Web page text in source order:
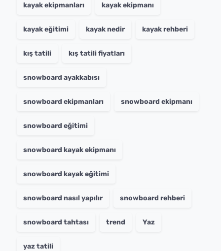
kayak ekipmanları kayak ekipmanı
kayak eğitimi kayak nedir kayak rehberi
kış tatili kış tatili fiyatları
snowboard ayakkabısı
snowboard ekipmanları snowboard ekipmanı
snowboard eğitimi
snowboard kayak ekipmanı
snowboard kayak eğitimi
snowboard nasıl yapılır snowboard rehberi
snowboard tahtası trend Yaz
yaz tatili